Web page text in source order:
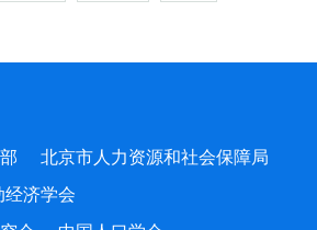
北京市人力资源和社会保障局
经济学会